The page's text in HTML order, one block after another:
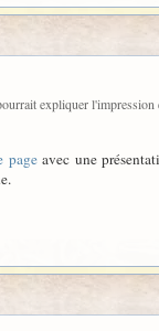
expliquer
pageavec une